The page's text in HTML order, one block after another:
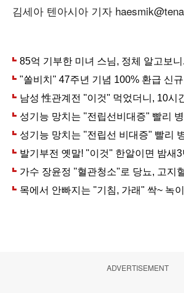
김세아 텐아시아 기자
ADVERTISEMENT